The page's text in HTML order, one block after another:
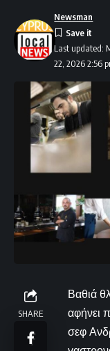
Last updated:
22, 2026 2:56
Newsman
SHARE
Βαθιά
αφήνει
σεφ